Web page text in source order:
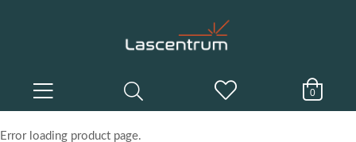
0
Error loading product page.